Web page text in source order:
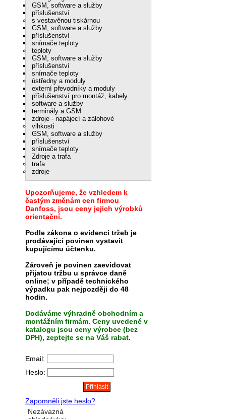
GSM, software a služby
příslušenství
s vestavěnou tiskárnou
GSM, software a služby
příslušenství
snímače teploty
teploty
GSM, software a služby
příslušenství
snímače teploty
ústředny a moduly
externí převodníky a moduly
příslušenství pro montáž, kabely
software a služby
terminály a GSM
zdroje - napájecí a zálohové
vlhkosti
GSM, software a služby
příslušenství
snímače teploty
Zdroje a trafa
trafa
zdroje
Upozorňujeme, že vzhledem k
častým změnám cen firmou
Danfoss, jsou ceny jejich výrobků
orientační.
Podle zákona o evidenci tržeb je
prodávající povinen vystavit
kupujícímu účtenku.
Zároveň je povinen zaevidovat
přijatou tržbu u správce daně
online; v případě technického
výpadku pak nejpozději do 48
hodin.
Dodáváme výhradně obchodním a
montážním firmám. Ceny uvedené v
katalogu jsou ceny výrobce (bez
DPH), zeptejte se na Váš rabat.
Email:
Heslo:
Zapomněli jste heslo?
Nezávazná